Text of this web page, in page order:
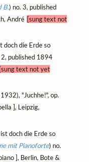
B.) no. 3, published
André [sung text not
die Erde so
2, published 1894
[sung text not yet
"Juchhe!", op.
], Leipzig,
doch die Erde so
mit Pianoforte) no.
], Berlin, Bote &